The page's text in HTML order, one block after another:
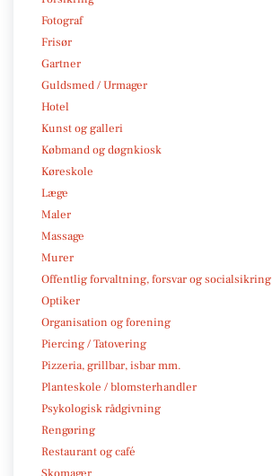
Fotograf
Frisør
Gartner
Guldsmed / Urmager
Hotel
Kunst og galleri
Købmand og døgnkiosk
Køreskole
Læge
Maler
Massage
Murer
Offentlig forvaltning, forsvar og socialsikring
Optiker
Organisation og forening
Piercing / Tatovering
Pizzeria, grillbar, isbar mm.
Planteskole / blomsterhandler
Psykologisk rådgivning
Rengøring
Restaurant og café
Skomager